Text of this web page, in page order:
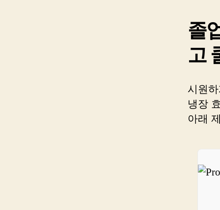
졸
고
시원
냉장
아래